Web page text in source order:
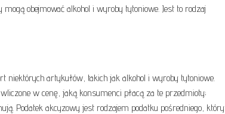
obejmować alkohol i wyroby tytoniowe. Jest to rodzaj
niektórych artykułów, takich jak alkohol i wyroby tytoniowe.
w cenę, jaką konsumenci płacą za te przedmioty;
Podatek akcyzowy jest rodzajem podatku pośredniego, który